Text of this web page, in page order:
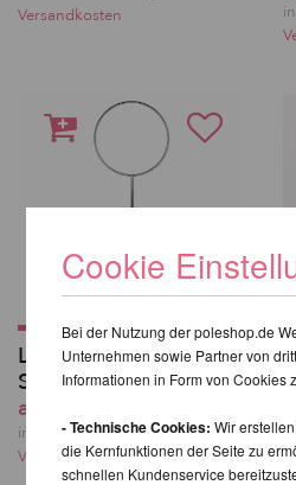
Versandkosten
Lollipop für Lupit
Stage
ab 341,85 EUR
inkl. 20 % MwSt. zzgl.
Versandkosten
Cookie
Bei der Nutzung der poleshop.de
Unternehmen sowie Partner von
Informationen in Form von Cookies
- Technische Cookies: Wir
die Kernfunktionen der Seite zu
schnellen Kundenservice